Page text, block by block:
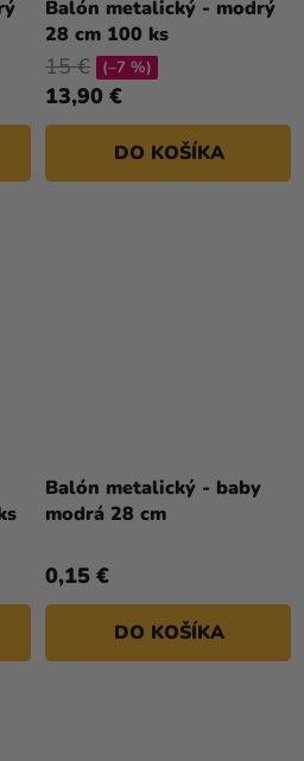
Balón metalický - modrý
28 cm 100 ks
13,90 €
15 € (–7 %)
DO KOŠÍKA
Balón metalický - baby
modrá 28 cm
0,15 €
DO KOŠÍKA